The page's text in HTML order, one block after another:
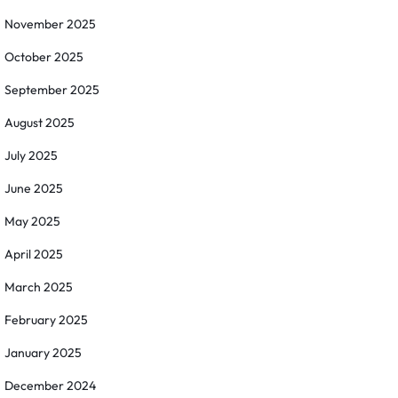
November 2025
October 2025
September 2025
August 2025
July 2025
June 2025
May 2025
April 2025
March 2025
February 2025
January 2025
December 2024